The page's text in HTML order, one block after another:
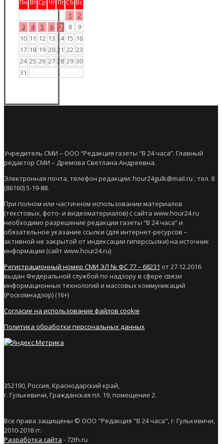
Пн Вт Ср Чт Пт Сб Вс
1
2
3
4 5 6 7 8
9
10 11 12 13 14 15 16
17 18 19 20 21 22 23
24 25 26 27 28 29 30
31
Учредитель СМИ – ООО “Редакция газеты “В 24 часа”. Главный
редактор СМИ – Дремова Светлана Андреевна.
Электронная почта, телефон редакции: hour24gulk@mail.ru ; тел. 8
(86160) 5-19-88.
При полном или частичном использовании материалов
(текстовых, фото- и видеоматериалов) с сайта www.hour24.ru
необходимо разрешение редакции газеты “В 24 часа” и
обязательное указание ссылки (для интернет-ресурсов –
активной не закрытой от индексации гиперссылки) на источник
информации (сайт www.hour24.ru)
Регистрационный номер СМИ ЭЛ № ФС 77 – 68231 от 27.12.2016
выдан Федеральной службой по надзору в сфере связи
информационных технологий и массовых коммуникаций
(Роскомнадзор) (16+)
Согласие на использование файлов cookie
Политика обработки персональных данных
352190, Россия, Краснодарский край,
г. Гулькевичи, Гражданская пл. 19, помещение 2.
Все права защищены © ООО "Редакция "В 24 часа", г. Гулькевичи,
2010-2018 гг.
Разработка сайта - 72th.ru